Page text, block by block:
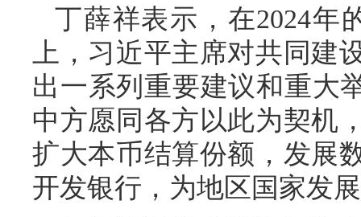
丁薛祥表示，在2024年
上，习近平主席对共同建
出一系列重要建议和重大
中方愿同各方以此为契机
扩大本币结算份额，发展
开发银行，为地区国家发